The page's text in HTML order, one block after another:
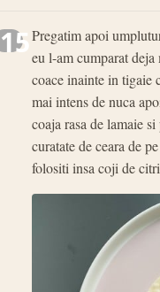
15Pregatim apoi
eu l-am cumparat
coace inainte in tigaie
mai intens de nuca
coaja rasa de lamaie
curatate de ceara de
folositi insa coji de